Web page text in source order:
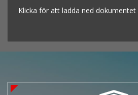
Klicka för att ladda ned dokumentet